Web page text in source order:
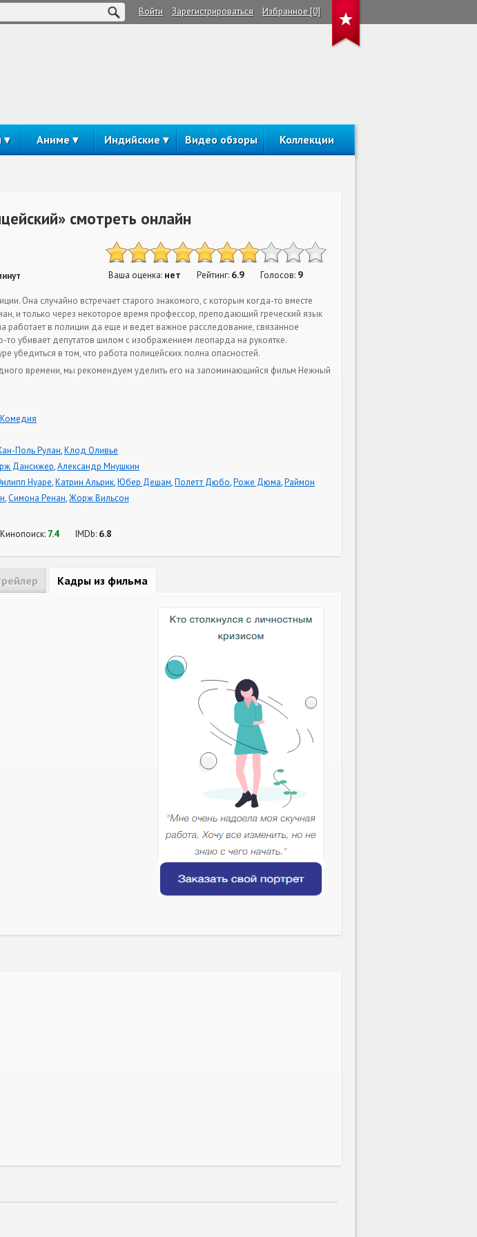
Войти Зарегистрироваться Избранное [0]
Аниме Индийские Видео обзоры Коллекции
смотреть онлайн
Ваша оценка: нет Рейтинг: 6.9 Голосов: 9
Она случайно встречает старого знакомого, с которым когда-то вместе
и только через некоторое время профессор, преподающий греческий язык
работает в полиции да еще и ведет важное расследование, связанное
то убивает депутатов шилом с изображением леопарда на рукоятке.
убедиться в том, что работа полицейских полна опасностей.
времени, мы рекомендуем уделить его на запоминающийся фильм Нежный
Комедия
Поль Рулан,Клод Оливье
Дансижер,Александр Мнушкин
Нуаре,Катрин Альрик,Юбер Дешам,Полетт Дюбо,Роже Дюма,Раймон
,Симона Ренан,Жорж Вильсон
Кинопоиск: 7.4 IMDb: 6.8
Кадры из фильма